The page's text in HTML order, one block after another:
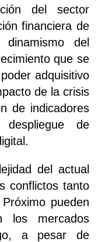
del sector
financiera de
del
que se
adquisitivo
de la crisis
de indicadores
despliegue de
del actual
conflictos tanto
pueden
los mercados
a pesar de